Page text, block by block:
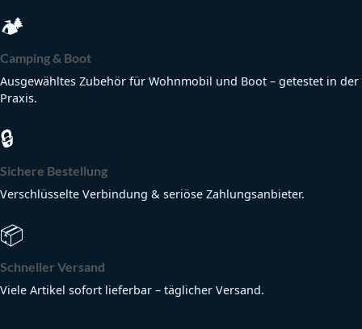
🏕
Camping & Boot
Ausgewähltes Zubehör für Wohnmobil und Boot – getestet in der
Praxis.
🔒
Sichere Bestellung
Verschlüsselte Verbindung & seriöse Zahlungsanbieter.
📦
Schneller Versand
Viele Artikel sofort lieferbar – täglicher Versand.